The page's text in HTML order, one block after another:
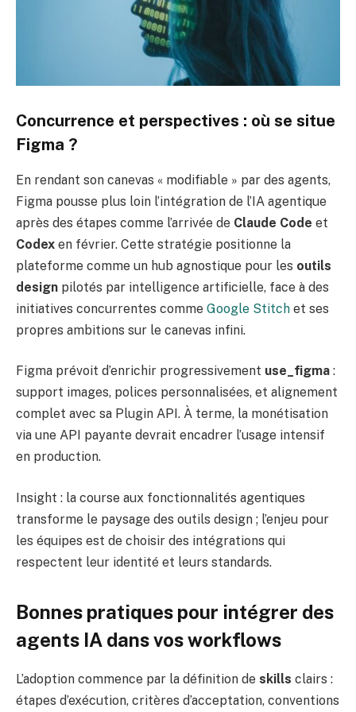
Concurrence et perspectives : où se situe
Figma ?
En rendant son canevas « modifiable » par des agents,
Figma pousse plus loin l’intégration de l’IA agentique
après des étapes comme l’arrivée de Claude Code et
Codex en février. Cette stratégie positionne la
plateforme comme un hub agnostique pour les outils
design pilotés par intelligence artificielle, face à des
initiatives concurrentes comme Google Stitch et ses
propres ambitions sur le canevas infini.
Figma prévoit d’enrichir progressivement use_figma :
support images, polices personnalisées, et alignement
complet avec sa Plugin API. À terme, la monétisation
via une API payante devrait encadrer l’usage intensif
en production.
Insight : la course aux fonctionnalités agentiques
transforme le paysage des outils design ; l’enjeu pour
les équipes est de choisir des intégrations qui
respectent leur identité et leurs standards.
Bonnes pratiques pour intégrer des
agents IA dans vos workflows
L’adoption commence par la définition de skills clairs :
étapes d’exécution, critères d’acceptation, conventions